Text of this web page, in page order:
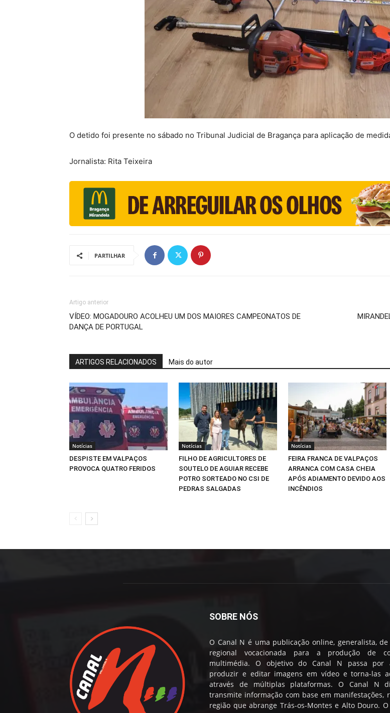
O detido foi presente no sábado no Tribunal Judicial de Bragança para aplicação de
Jornalista: Rita Teixeira
PARTILHAR
Artigo anterior
VÍDEO: MOGADOURO ACOLHEU UM DOS MAIORES CAMPEONATOS DE
DANÇA DE PORTUGAL
ARTIGOS RELACIONADOS Mais do autor
Notícias
DESPISTE EM VALPAÇOS
PROVOCA QUATRO FERIDOS
Notícias
FILHO DE AGRICULTORES DE
SOUTELO DE AGUIAR RECEBE
POTRO SORTEADO NO CSI DE
PEDRAS SALGADAS
Notícias
FEIRA FRANCA DE VALPAÇOS
ARRANCA COM CASA CHEIA
APÓS ADIAMENTO DEVIDO AOS
INCÊNDIOS
SOBRE NÓS
O Canal N é uma publicação online, generalista,
regional vocacionada para a produção de
multimédia. O objetivo do Canal N passa por
produzir e editar imagens em vídeo e torna-las
através de múltiplas plataformas. O Canal N
transmite informação com base em manifestações,
região que abrange Trás-os-Montes e Alto Douro.